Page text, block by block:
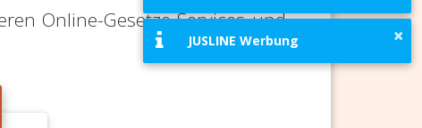
Online-Gesetze-Services und
×
JUSLINE Werbung